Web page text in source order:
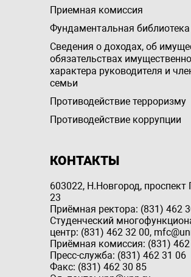
Приемная комиссия
Фундаментальная библиотека
Сведения о доходах, об
обязательствах
характера руководителя и
семьи
Противодействие терроризму
Противодействие коррупции
КОНТАКТЫ
603022, Н.Новгород, проспект
23
Приёмная ректора: (831) 462
Студенческий
центр: (831) 462 32 00,
Приёмная комиссия: (831)
Пресс-служба: (831) 462 31 06
Факс: (831) 462 30 85